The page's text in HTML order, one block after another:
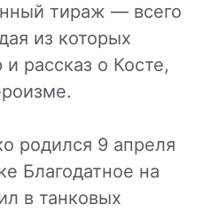
тираж — всего
из которых
рассказ о Косте,
родился 9 апреля
Благодатное на
в танковых